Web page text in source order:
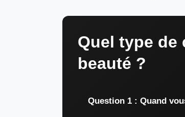
Quel type de
beauté ?
Question 1 : Quand